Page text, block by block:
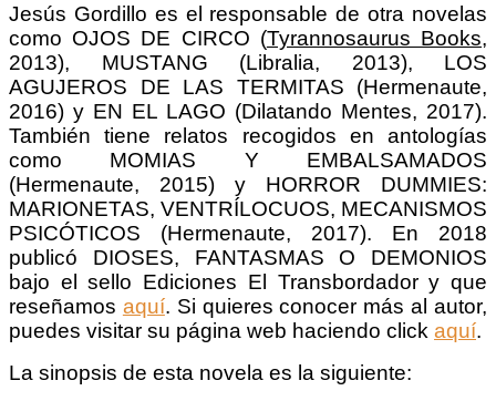
Jesús Gordillo es el responsable de otra novelas
como OJOS DE CIRCO (Tyrannosaurus Books,
2013), MUSTANG (Libralia, 2013), LOS
AGUJEROS DE LAS TERMITAS (Hermenaute,
2016) y EN EL LAGO (Dilatando Mentes, 2017).
También tiene relatos recogidos en antologías
como MOMIAS Y EMBALSAMADOS
(Hermenaute, 2015) y HORROR DUMMIES:
MARIONETAS, VENTRÍLOCUOS, MECANISMOS
PSICÓTICOS (Hermenaute, 2017). En 2018
publicó DIOSES, FANTASMAS O DEMONIOS
bajo el sello Ediciones El Transbordador y que
reseñamos aquí. Si quieres conocer más al autor,
puedes visitar su página web haciendo click aquí.
La sinopsis de esta novela es la siguiente: